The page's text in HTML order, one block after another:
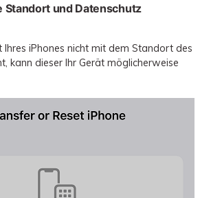
Standort und Datenschutz
iPhones nicht mit dem Standort des
kann dieser Ihr Gerät möglicherweise